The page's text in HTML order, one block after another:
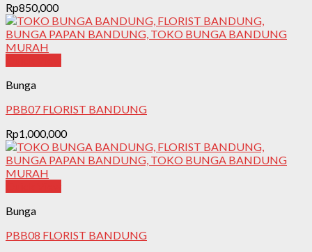
Rp850,000
Bunga
PBB07 FLORIST BANDUNG
Rp1,000,000
Bunga
PBB08 FLORIST BANDUNG